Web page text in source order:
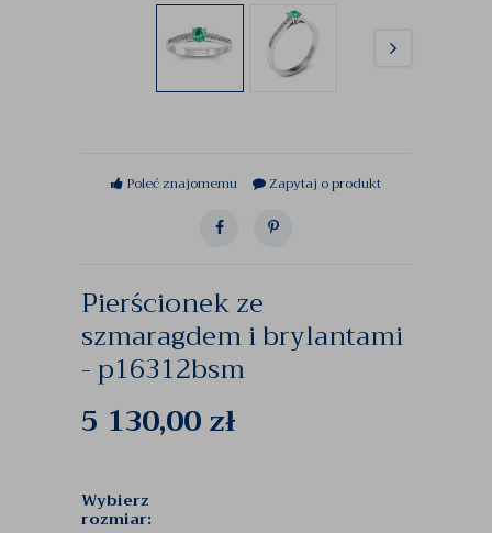
Poleć znajomemu Zapytaj o produkt
Pierścionek ze
szmaragdem i brylantami
- p16312bsm
5 130,00zł
Wybierz
rozmiar: